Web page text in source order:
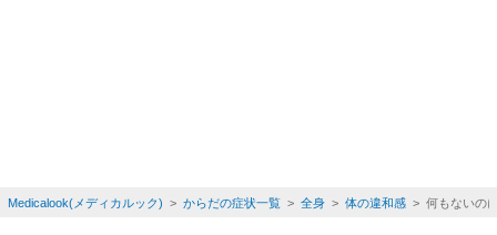
Medicalook(メディカルック) > からだの症状一覧> 全身> 体の違和感> 何もないのに